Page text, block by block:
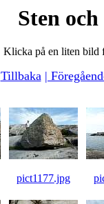
Sten
Klicka på en liten bild
Tillbaka |
pict1177.jpg